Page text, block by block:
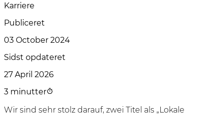
Karriere
Publiceret
03 October 2024
Sidst opdateret
27 April 2026
3 minutter
Wir sind sehr stolz darauf, zwei Titel als „Lokale